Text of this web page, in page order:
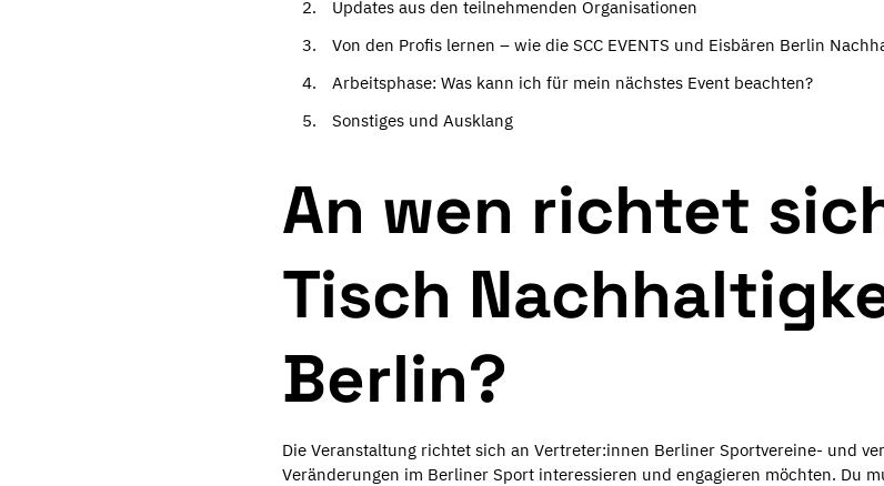
Updates aus den teilnehmenden Organisationen
Von den Profis lernen – wie die SCC EVENTS und Eisbären Berlin
Arbeitsphase: Was kann ich für mein nächstes Event beachten?
Sonstiges und Ausklang
An wen richtet
Tisch
Berlin?
Die Veranstaltung richtet sich an Vertreter:innen Berliner Sportvereine- und
Veränderungen im Berliner Sport interessieren und engagieren möchten. Du